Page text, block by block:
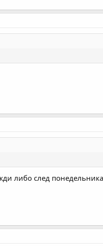
либо след